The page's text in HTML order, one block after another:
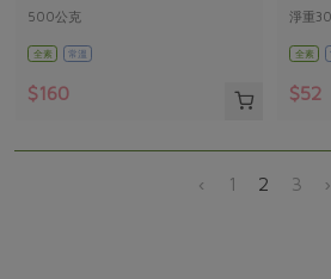
500公克
全素 常溫
$160
淨重
全素
$52
‹ 1 2 3 ›